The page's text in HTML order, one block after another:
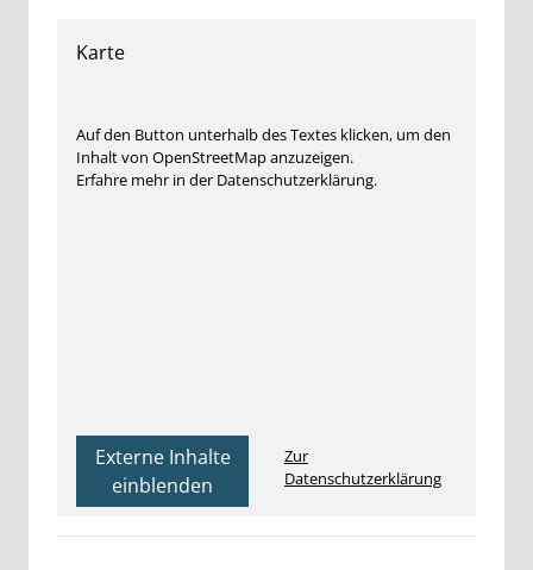
Karte
Auf den Button unterhalb des Textes klicken, um den
Inhalt von OpenStreetMap anzuzeigen.
Erfahre mehr in der Datenschutzerklärung.
Externe Inhalte
einblenden
Zur
Datenschutzerklärung